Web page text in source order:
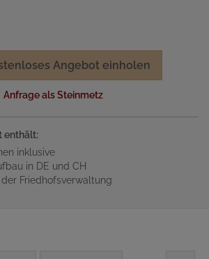
Angebot einholen
Anfrage als Steinmetz
enthält:
inklusive
in DE und CH
Friedhofsverwaltung